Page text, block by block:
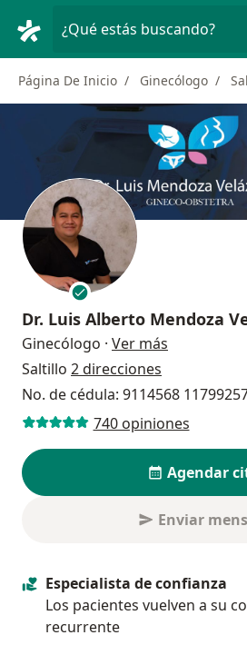
¿Qué estás buscando?
Página De Inicio Ginecólogo
Dr. Luis Alberto Mendoza
Ginecólogo · Ver más
Saltillo 2 direcciones
No. de cédula: 9114568
740 opiniones
Agendar
Enviar
Especialista de confianza
Los pacientes vuelven a su
recurrente